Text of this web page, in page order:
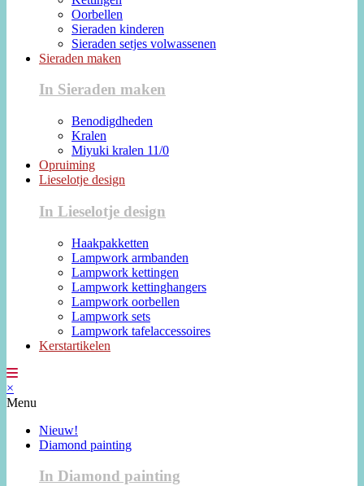
Oorbellen
Sieraden kinderen
Sieraden setjes volwassenen
Sieraden maken
In Sieraden maken
Benodigdheden
Kralen
Miyuki kralen 11/0
Opruiming
Lieselotje design
In Lieselotje design
Haakpakketten
Lampwork armbanden
Lampwork kettingen
Lampwork kettinghangers
Lampwork oorbellen
Lampwork sets
Lampwork tafelaccessoires
Kerstartikelen
×
Menu
Nieuw!
Diamond painting
In Diamond painting